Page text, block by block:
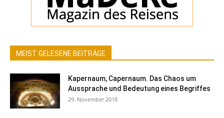
MEIST GELESENE BEITRÄGE
Kapernaum, Capernaum. Das Chaos um
Aussprache und Bedeutung eines Begriffes
29. November 2018